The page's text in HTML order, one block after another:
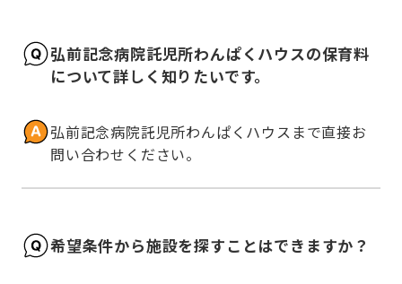
弘前記念病院託児所わんぱくハウスの保育料
について詳しく知りたいです。
弘前記念病院託児所わんぱくハウスまで直接お
問い合わせください。
希望条件から施設を探すことはできますか？